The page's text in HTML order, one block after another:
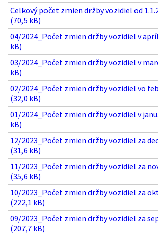
Celkový počet zmien držby vozidiel od
(70,5 kB)
04/2024_Počet zmien držby vozidiel v
kB)
03/2024_Počet zmien držby vozidiel v
kB)
02/2024_Počet zmien držby vozidiel vo
(32,0 kB)
01/2024_Počet zmien držby vozidiel v
kB)
12/2023_Počet zmien držby vozidiel za
(31,6 kB)
11/2023_Počet zmien držby vozidiel za
(35,6 kB)
10/2023_Počet zmien držby vozidiel za
(222,1 kB)
09/2023_Počet zmien držby vozidiel za
(207,7 kB)